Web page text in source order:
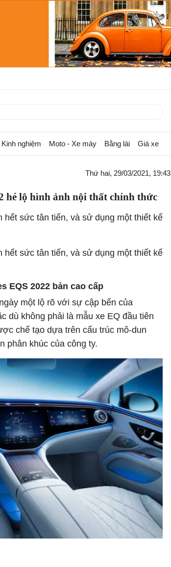
Kinh nghiệm Moto - Xe máy Bằng lái Giá xe
Thứ hai, 29/03/2021, 19:43
hé lộ hình ảnh nội thất chính thức
hết sức tân tiến, và sử dụng một thiết kế
hết sức tân tiến, và sử dụng một thiết kế
EQS 2022 bản cao cấp
một lộ rõ với sự cập bến của
dù không phải là mẫu xe EQ đầu tiên
chế tạo dựa trên cấu trúc mô-dun
phân khúc của công ty.